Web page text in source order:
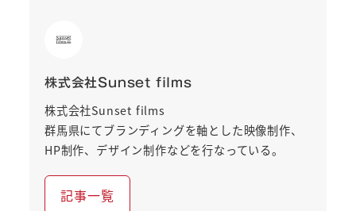
株式会社Sunset films
株式会社Sunset films
群馬県にてブランディングを軸とした映像制作、
HP制作、デザイン制作などを行なっている。
記事一覧